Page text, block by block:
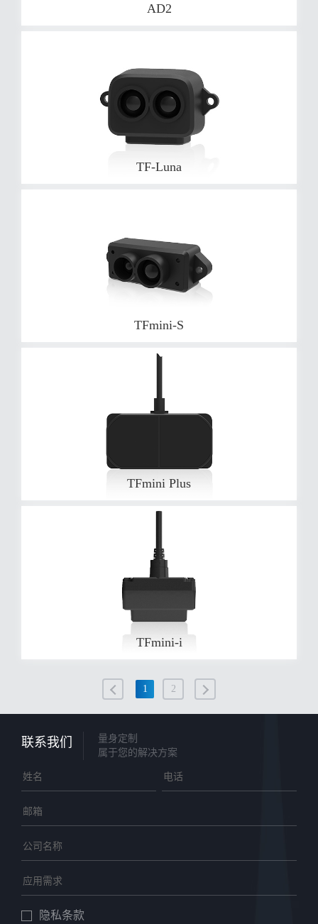
AD2
TF-Luna
TFmini-S
TFmini Plus
TFmini-i
1 2
联系我们
量身定制
属于您的解决方案
隐私条款